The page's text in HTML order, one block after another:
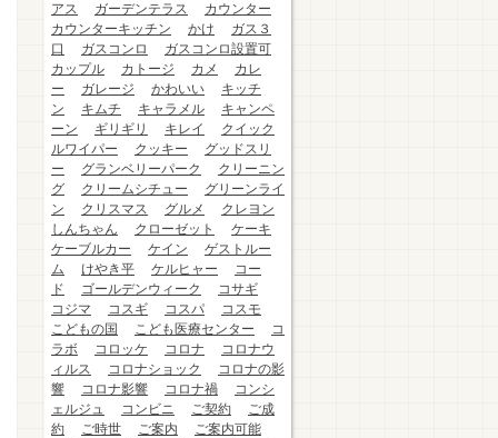
アス
ガーデンテラス
カウンター
カウンターキッチン
かけ
ガス３
口
ガスコンロ
ガスコンロ設置可
カップル
カトージ カメ
カレ
ー
ガレージ かわいい
キッチ
ン
キムチ キャラメル
キャンペ
ーン
ギリギリ キレイ
クイック
ルワイパー
クッキー
グッドスリ
ー
グランベリーパーク
クリーニン
グ
クリームシチュー
グリーンライ
ン
クリスマス グルメ
クレヨン
しんちゃん
クローゼット
ケーキ
ケーブルカー
ケイン
ゲストルー
ム
けやき平 ケルヒャー
コー
ド
ゴールデンウィーク
コサギ
コジマ
コスギ コスパ
コスモ
こどもの国
こども医療センター
コ
ラボ
コロッケ コロナ
コロナウ
ィルス
コロナショック
コロナの影
響
コロナ影響 コロナ禍
コンシ
ェルジュ
コンビニ ご契約
ご成
約
ご時世 ご案内
ご案内可能